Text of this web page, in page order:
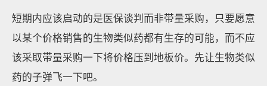
短期内应该启动的是医保谈判而非带量采购，只要愿意
以某个价格销售的生物类似药都有生存的可能，而不应
该采取带量采购一下将价格压到地板价。先让生物类似
药的子弹飞一下吧。